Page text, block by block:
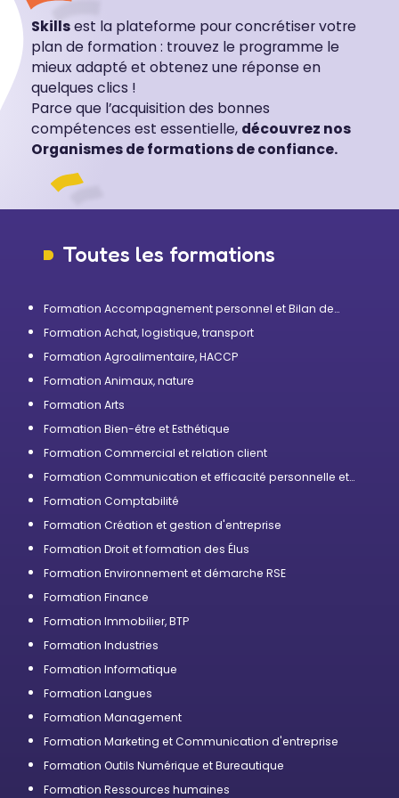
Skillsest la plateforme pour concrétiser votre
plan de formation : trouvez le programme le
mieux adapté et obtenez une réponse en
quelques clics !
Parce que l’acquisition des bonnes
compétences est essentielle, découvrez nos
Organismes de formations de confiance.
Toutes les formations
Formation Accompagnement personnel et Bilan de
Formation Achat, logistique, transport
Formation Agroalimentaire, HACCP
Formation Animaux, nature
Formation Arts
Formation Bien-être et Esthétique
Formation Commercial et relation client
Formation Communication et efficacité personnelle et
Formation Comptabilité
Formation Création et gestion d'entreprise
Formation Droit et formation des Élus
Formation Environnement et démarche RSE
Formation Finance
Formation Immobilier, BTP
Formation Industries
Formation Informatique
Formation Langues
Formation Management
Formation Marketing et Communication d'entreprise
Formation Outils Numérique et Bureautique
Formation Ressources humaines